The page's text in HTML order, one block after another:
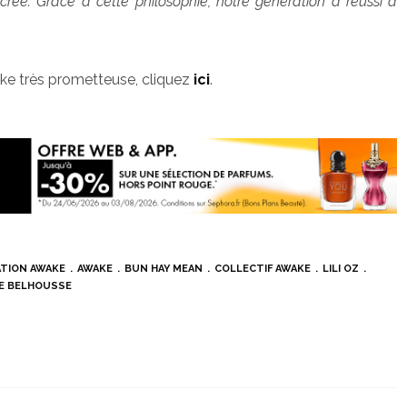
très prometteuse, cliquez ici.
AWAKE AWAKE BUN HAY MEAN COLLECTIF AWAKE
LILI OZ
BELHOUSSE